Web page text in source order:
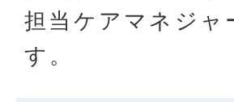
担当ケアマネジ
す。